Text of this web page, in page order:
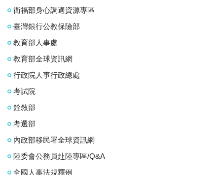
衛福部身心調適資源專區
臺灣銀行公教保險部
教育部人事處
教育部全球資訊網
行政院人事行政總處
考試院
銓敘部
考選部
內政部移民署全球資訊網
陸委會公務員赴陸專區/Q&A
全國人事法規釋例